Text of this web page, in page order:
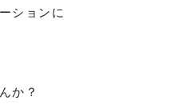
ションに
か？